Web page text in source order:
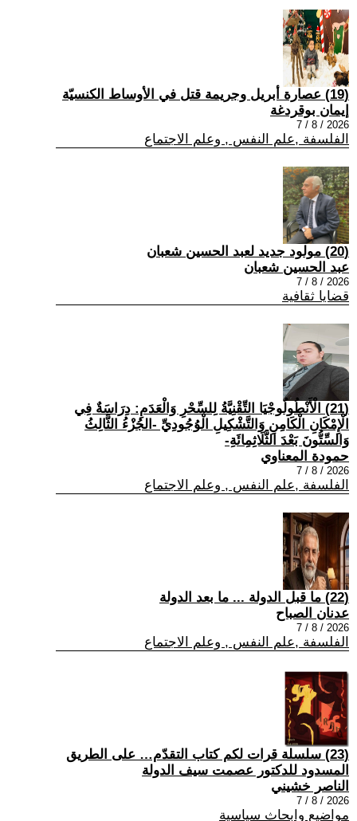
(19) عصارة أبريل وجريمة قتل في الأوساط الكنسيّة
إيمان بوقردغة
2026 / 8 / 7
الفلسفة ,علم النفس , وعلم الاجتماع
(20) مولود جديد لعبد الحسين شعبان
عبد الحسين شعبان
2026 / 8 / 7
قضايا ثقافية
(21) الْأَنْطُولُوجْيَا التِّقْنِيَّةُ لِلسِّحْرِ وَالْعَدَمِ: دِرَاسَةٌ فِي
الْإِمْكَانِ الْكَامِنِ وَالتَّشْكِيلِ الْوُجُودِيِّ -الجُزْءُ الثَّالِثُ
وَالسِّتُّونَ بَعْدَ الثَّلَاثِمِائَةِ-
حمودة المعناوي
2026 / 8 / 7
الفلسفة ,علم النفس , وعلم الاجتماع
(22) ما قبل الدولة ... ما بعد الدولة
عدنان الصباح
2026 / 8 / 7
الفلسفة ,علم النفس , وعلم الاجتماع
(23) سلسلة قرات لكم كتاب التقدّم… على الطريق
المسدود للدكتور عصمت سيف الدولة
الناصر خشيني
2026 / 8 / 7
مواضيع وابحاث سياسية